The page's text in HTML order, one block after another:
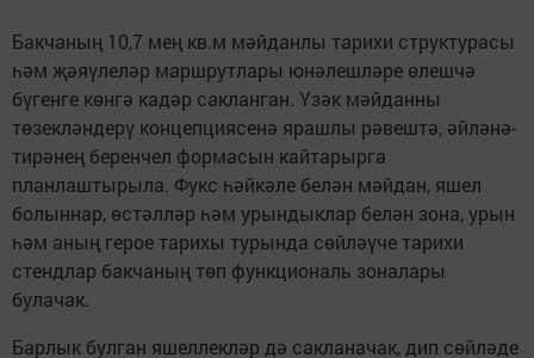
Бакчаның 10,7 мең кв.м мәйданлы тарихи структурасы
һәм җәяүлеләр маршрутлары юнәлешләре өлешчә
бүгенге көнгә кадәр сакланган. Үзәк мәйданны
төзекләндерү концепциясенә ярашлы рәвештә, әйләнә-
тирәнең беренчел формасын кайтарырга
планлаштырыла. Фукс һәйкәле белән мәйдан, яшел
болыннар, өстәлләр һәм урындыклар белән зона, урын
һәм аның герое тарихы турында сөйләүче тарихи
стендлар бакчаның төп функциональ зоналары
булачак.
Барлык булган яшеллекләр дә сакланачак, дип сөйләде